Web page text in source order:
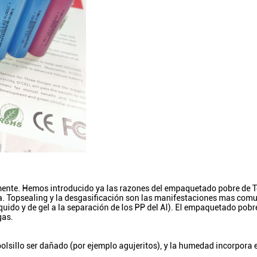
Hemos introducido ya las razones del empaquetado pobre de
y la desgasificación son las manifestaciones mas
y de gel a la separación de los PP del Al). El empaquetado
ser dañado (por ejemplo agujeritos), y la humedad incorpora